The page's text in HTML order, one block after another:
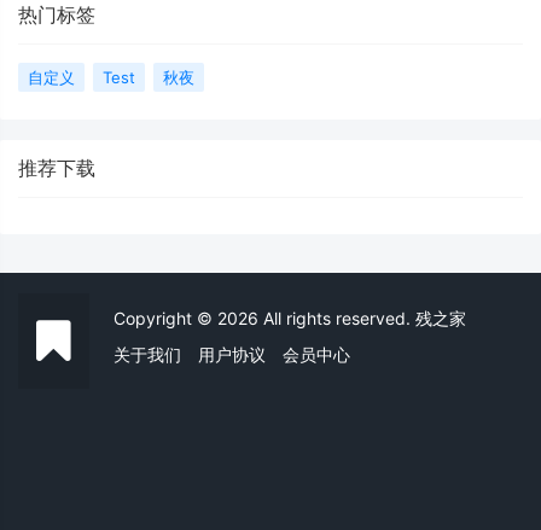
热门标签
自定义 Test 秋夜
推荐下载
Copyright © 2026 All rights reserved. 残之家
关于我们
用户协议 会员中心